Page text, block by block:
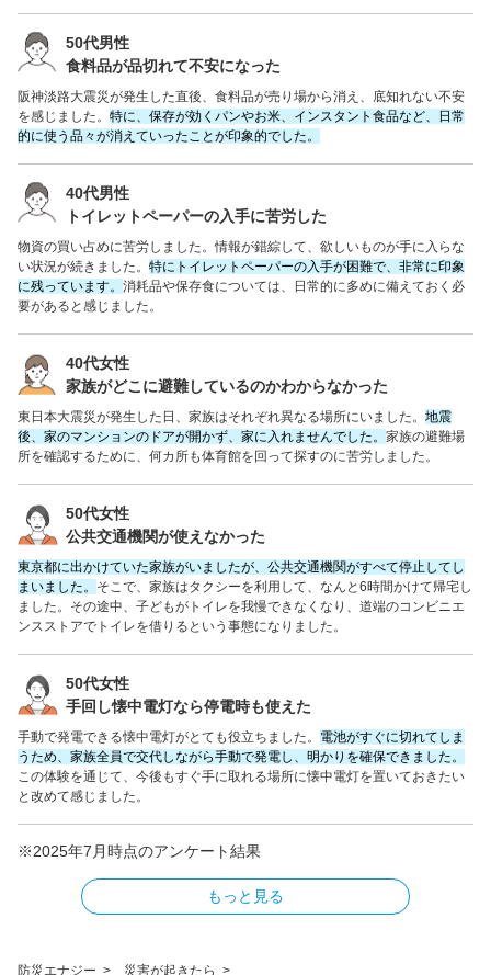
50代男性
食料品が品切れて不安になった
阪神淡路大震災が発生した直後、食料品が売り場から消え、底知れない不安
を感じました。 特に、保存が効くパンやお米、インスタント食品など、日常
的に使う品々が消えていったことが印象的でした。
40代男性
トイレットペーパーの入手に苦労した
物資の買い占めに苦労しました。情報が錯綜して、欲しいものが手に入らな
い状況が続きました。 特にトイレットペーパーの入手が困難で、非常に印象
に残っています。 消耗品や保存食については、日常的に多めに備えておく必
要があると感じました。
40代女性
家族がどこに避難しているのかわからなかった
東日本大震災が発生した日、家族はそれぞれ異なる場所にいました。 地震
後、家のマンションのドアが開かず、家に入れませんでした。 家族の避難場
所を確認するために、何カ所も体育館を回って探すのに苦労しました。
50代女性
公共交通機関が使えなかった
東京都に出かけていた家族がいましたが、公共交通機関がすべて停止してし
まいました。 そこで、家族はタクシーを利用して、なんと6時間かけて帰宅し
ました。その途中、子どもがトイレを我慢できなくなり、道端のコンビニエ
ンスストアでトイレを借りるという事態になりました。
50代女性
手回し懐中電灯なら停電時も使えた
手動で発電できる懐中電灯がとても役立ちました。 電池がすぐに切れてしま
うため、家族全員で交代しながら手動で発電し、明かりを確保できました。
この体験を通じて、今後もすぐ手に取れる場所に懐中電灯を置いておきたい
と改めて感じました。
※2025年7月時点のアンケート結果
もっと見る
防災エナジー > 災害が起きたら >